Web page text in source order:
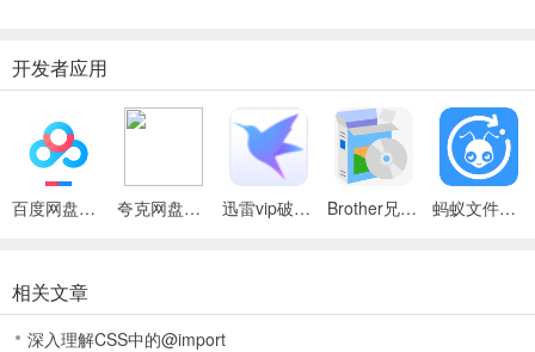
胜于无了
开发者应用
百度网盘绿色免安装Pc电脑版 夸克网盘官方正式版 迅雷vip破解版永久会员2024版 Brother兄弟 MFC-8480DN多功能一体机ISIS驱动 蚂蚁文件（数据恢复大师）
相关文章
深入理解CSS中的@import